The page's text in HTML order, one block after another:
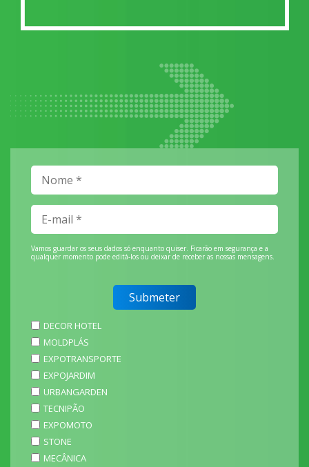
Vamos guardar os seus dados só enquanto quiser. Ficarão em segurança e a
qualquer momento pode editá-los ou deixar de receber as nossas mensagens.
DECOR HOTEL
MOLDPLÁS
EXPOTRANSPORTE
EXPOJARDIM
URBANGARDEN
TECNIPÃO
EXPOMOTO
STONE
MECÂNICA